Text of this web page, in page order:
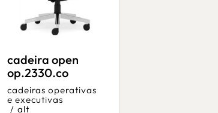
cadeira open
op.2330.co
cadeiras operativas
e executivas
/ alt